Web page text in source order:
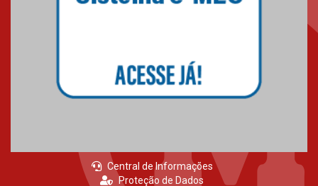
Central de Informações
Proteção de Dados